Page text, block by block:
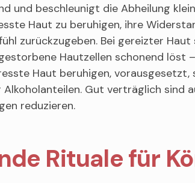
und beschleunigt die Abheilung
Haut zu beruhigen, ihre
zurückzugeben. Bei gereizter
Hautzellen schonend löst
Haut beruhigen,
Gut verträglich sind
reduzieren.
Rituale für